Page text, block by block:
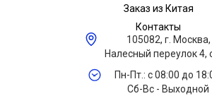
Заказ из Китая
Контакты
105082, г. Москва,
Налесный переулок 4,
Пн-Пт.: с 08:00 до
Сб-Вс - Выходной